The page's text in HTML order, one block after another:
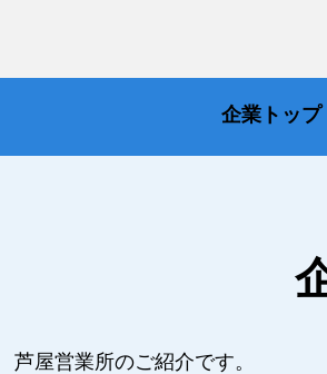
企業トップ
屋営業所のご紹介です。